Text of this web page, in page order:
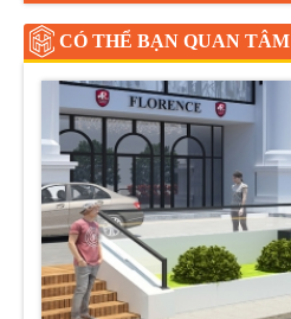
CÓ THỂ BẠN QUAN TÂM